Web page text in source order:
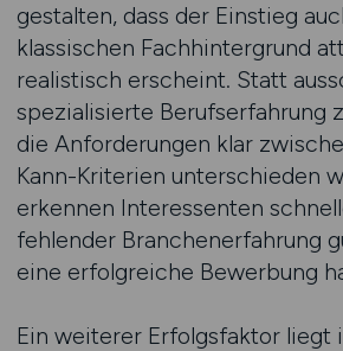
gestalten, dass der Einstieg
klassischen Fachhintergrund
realistisch erscheint. Statt
spezialisierte Berufserfahrung
die Anforderungen klar
Kann-Kriterien unterschieden
erkennen Interessenten
fehlender Branchenerfahrung
eine erfolgreiche Bewerbung
Ein weiterer Erfolgsfaktor liegt